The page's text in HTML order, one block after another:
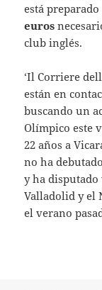
está
euros
club inglés.
‘Il Corriere
están en
buscando un
Olímpico este
22 años a
no ha
y ha
Valladolid y el
el verano